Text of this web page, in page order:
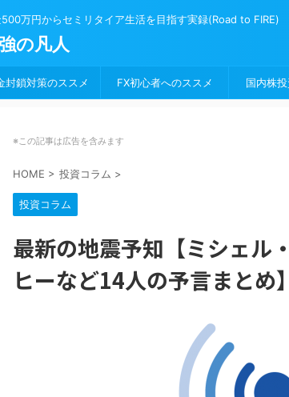
万円からセミリタイア生活を目指す実録(Road to FIRE)
の凡人
封鎖対策のススメ FX初心者へのススメ 国内株
※この記事は広告を含みます
HOME > 投資コラム >
投資コラム
最新の地震予知【ミシェル
ヒーなど14人の予言まとめ】